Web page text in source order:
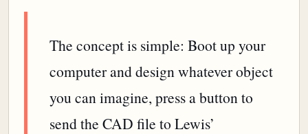
The concept is simple: Boot up your
computer and design whatever object
you can imagine, press a button to
send the CAD file to Lewis’